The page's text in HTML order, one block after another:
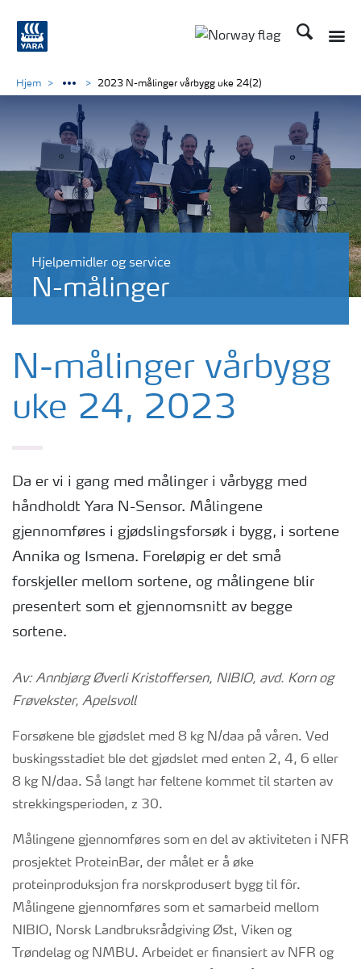
Søk
Hjelpemidler og service
N-målinger
Hjem 2023 N-målinger vårbygg uke 24(2)
N-målinger vårbygg
uke 24, 2023
Da er vi i gang med målinger i vårbygg med
håndholdt Yara N-Sensor. Målingene
gjennomføres i gjødslingsforsøk i bygg, i sortene
Annika og Ismena. Foreløpig er det små
forskjeller mellom sortene, og målingene blir
presentert som et gjennomsnitt av begge
sortene.
Av: Annbjørg Øverli Kristoffersen, NIBIO, avd. Korn og
Frøvekster, Apelsvoll
Forsøkene ble gjødslet med 8 kg N/daa på våren. Ved
buskingsstadiet ble det gjødslet med enten 2, 4, 6 eller
8 kg N/daa. Så langt har feltene kommet til starten av
strekkingsperioden, z 30.
Målingene gjennomføres som en del av aktiviteten i NFR
prosjektet ProteinBar, der målet er å øke
proteinproduksjon fra norskprodusert bygg til fôr.
Målingene gjennomføres som et samarbeid mellom
NIBIO, Norsk Landbruksrådgiving Øst, Viken og
Trøndelag og NMBU. Arbeidet er finansiert av NFR og